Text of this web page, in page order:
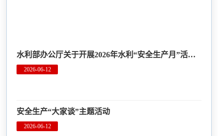
水利部办公厅关于开展2026年水利“安全生产月”活动的通知
2026-06-12
安全生产“大家谈”主题活动
2026-06-12